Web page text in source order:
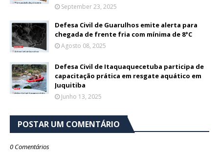
September 23, 2025
Defesa Civil de Guarulhos emite alerta para
chegada de frente fria com mínima de 8°C
Agosto 08, 2025
Defesa Civil de Itaquaquecetuba participa de
capacitação prática em resgate aquático em
Juquitiba
Junho 13, 2025
POSTAR UM COMENTÁRIO
0 Comentários